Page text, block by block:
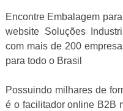
Encontre Embalagem
website Soluções
com mais de 200
para todo o Brasil
Possuindo milhares de
é o facilitador online B2B